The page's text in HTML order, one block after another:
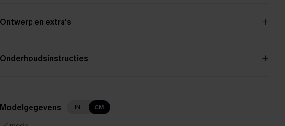
Ontwerp en extra's
Onderhoudsinstructies
Modelgegevens IN CM